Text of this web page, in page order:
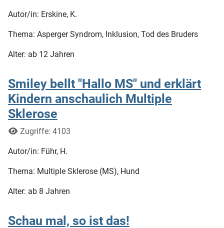
Autor/in: Erskine, K.
Thema: Asperger Syndrom, Inklusion, Tod des Bruders
Alter: ab 12 Jahren
Smiley bellt "Hallo MS" und erklärt
Kindern anschaulich Multiple
Sklerose
DetailsZugriffe: 4103
Autor/in: Führ, H.
Thema: Multiple Sklerose (MS), Hund
Alter: ab 8 Jahren
Schau mal, so ist das!